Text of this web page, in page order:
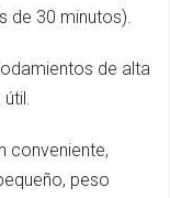
de 30 minutos).
de alta
conveniente,
peso